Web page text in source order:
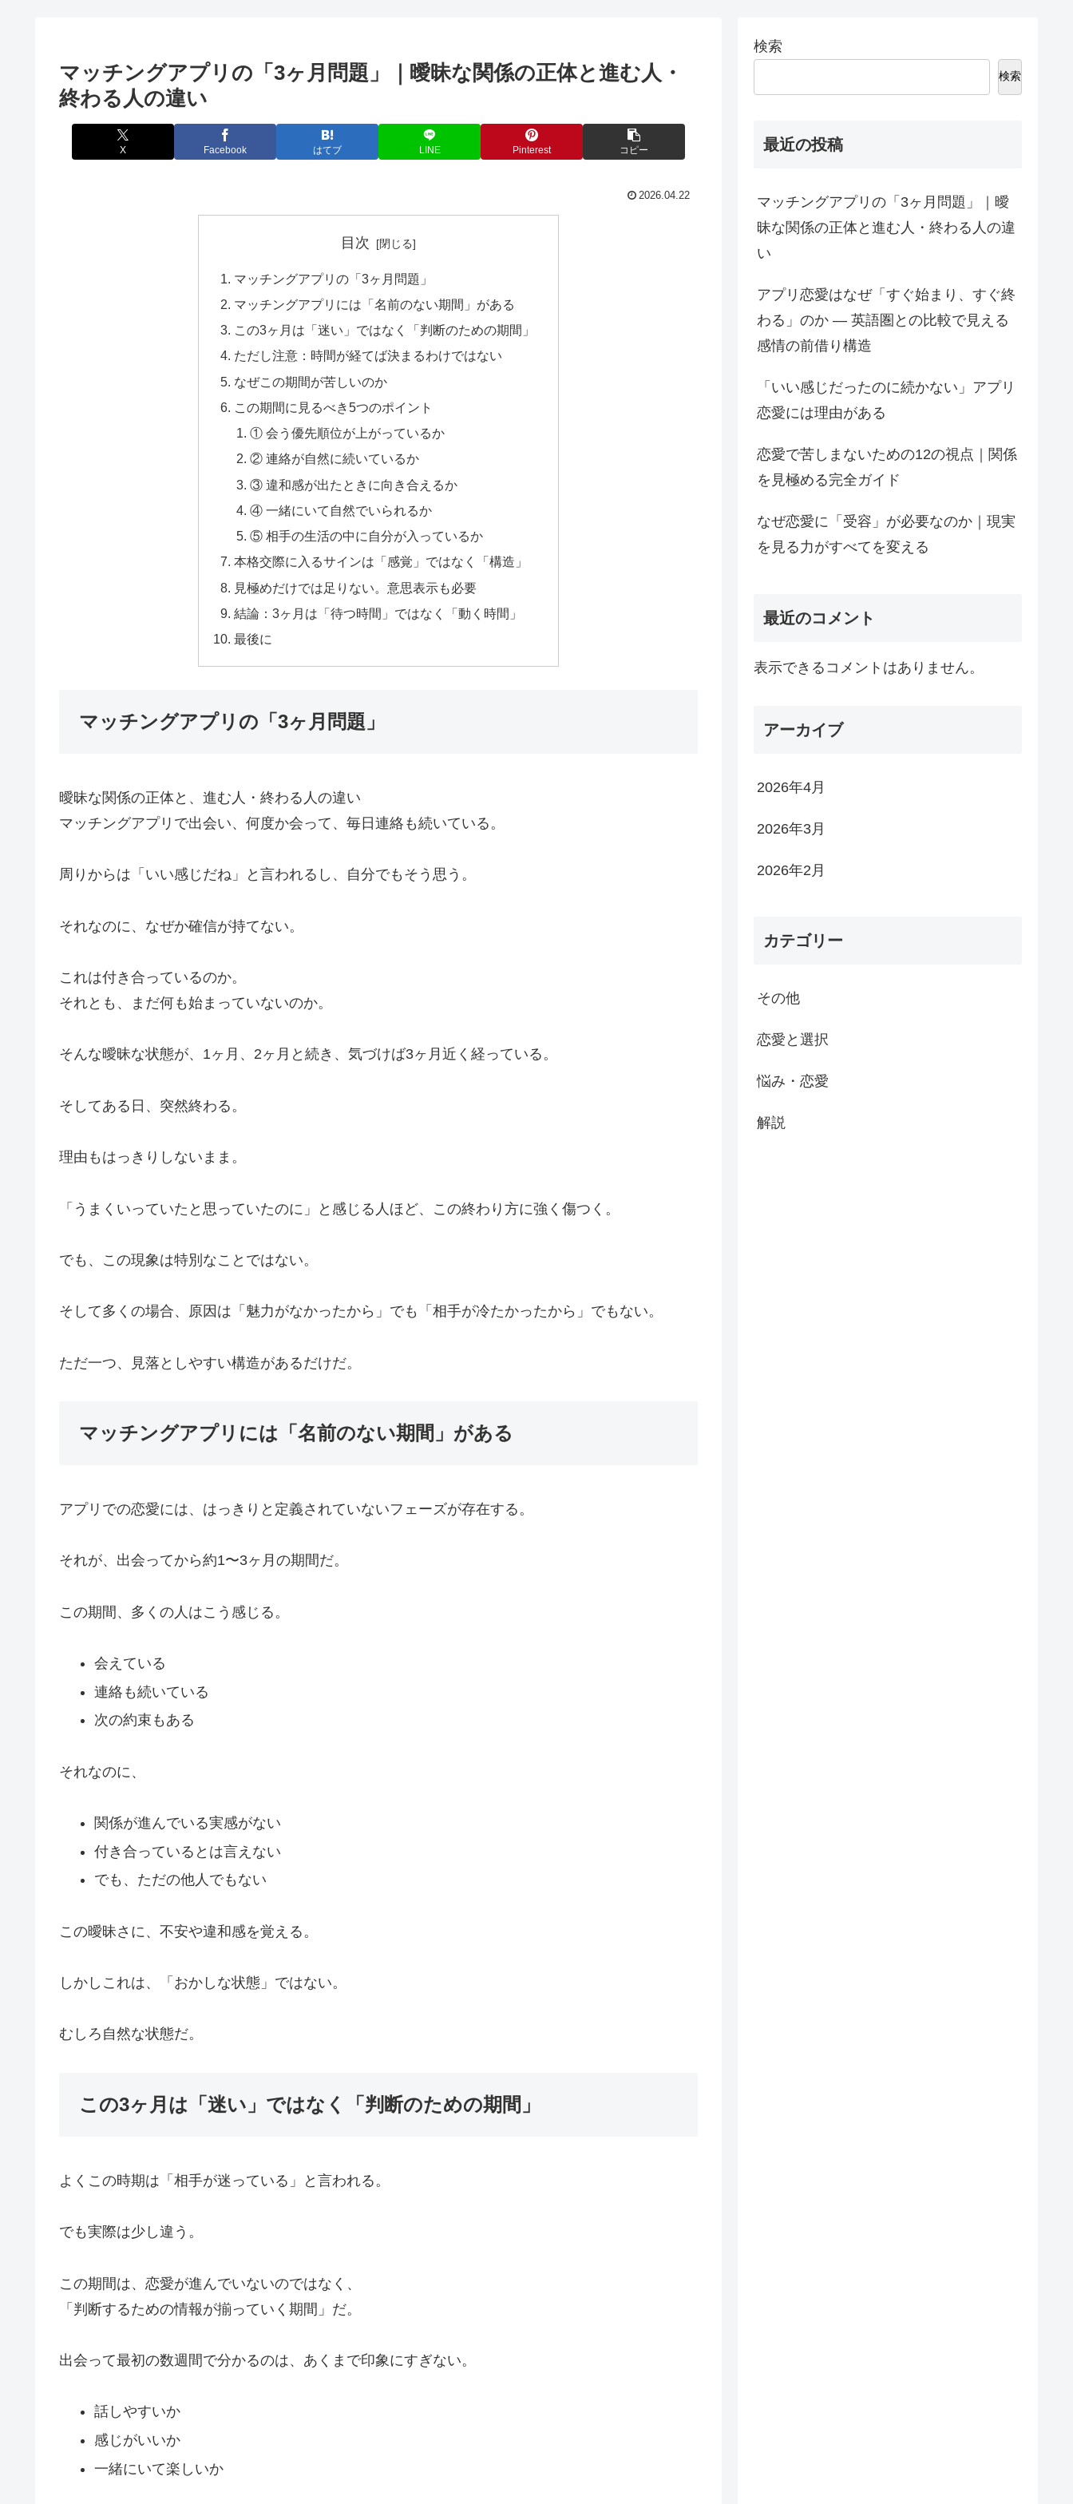
マッチングアプリの「3ヶ月問題」｜曖昧な関係の正体と進む人・
終わる人の違い
X Facebook はてブ LINE Pinterest コピー
2026.04.22
目次
マッチングアプリの「3ヶ月問題」
マッチングアプリには「名前のない期間」がある
この3ヶ月は「迷い」ではなく「判断のための期間」
ただし注意：時間が経てば決まるわけではない
なぜこの期間が苦しいのか
この期間に見るべき5つのポイント
① 会う優先順位が上がっているか
② 連絡が自然に続いているか
③ 違和感が出たときに向き合えるか
④ 一緒にいて自然でいられるか
⑤ 相手の生活の中に自分が入っているか
本格交際に入るサインは「感覚」ではなく「構造」
見極めだけでは足りない。意思表示も必要
結論：3ヶ月は「待つ時間」ではなく「動く時間」
最後に
マッチングアプリの「3ヶ月問題」
曖昧な関係の正体と、進む人・終わる人の違い
マッチングアプリで出会い、何度か会って、毎日連絡も続いている。
周りからは「いい感じだね」と言われるし、自分でもそう思う。
それなのに、なぜか確信が持てない。
これは付き合っているのか。
それとも、まだ何も始まっていないのか。
そんな曖昧な状態が、1ヶ月、2ヶ月と続き、気づけば3ヶ月近く経っている。
そしてある日、突然終わる。
理由もはっきりしないまま。
「うまくいっていたと思っていたのに」と感じる人ほど、この終わり方に強く傷つく。
でも、この現象は特別なことではない。
そして多くの場合、原因は「魅力がなかったから」でも「相手が冷たかったから」でもない。
ただ一つ、見落としやすい構造があるだけだ。
マッチングアプリには「名前のない期間」がある
アプリでの恋愛には、はっきりと定義されていないフェーズが存在する。
それが、出会ってから約1〜3ヶ月の期間だ。
この期間、多くの人はこう感じる。
会えている
連絡も続いている
次の約束もある
それなのに、
関係が進んでいる実感がない
付き合っているとは言えない
でも、ただの他人でもない
この曖昧さに、不安や違和感を覚える。
しかしこれは、「おかしな状態」ではない。
むしろ自然な状態だ。
この3ヶ月は「迷い」ではなく「判断のための期間」
よくこの時期は「相手が迷っている」と言われる。
でも実際は少し違う。
この期間は、恋愛が進んでいないのではなく、
「判断するための情報が揃っていく期間」だ。
出会って最初の数週間で分かるのは、あくまで印象にすぎない。
話しやすいか
感じがいいか
一緒にいて楽しいか
検索
検索
最近の投稿
マッチングアプリの「3ヶ月問題」｜曖
昧な関係の正体と進む人・終わる人の違
い
アプリ恋愛はなぜ「すぐ始まり、すぐ終
わる」のか — 英語圏との比較で見える
感情の前借り構造
「いい感じだったのに続かない」アプリ
恋愛には理由がある
恋愛で苦しまないための12の視点｜関係
を見極める完全ガイド
なぜ恋愛に「受容」が必要なのか｜現実
を見る力がすべてを変える
最近のコメント
表示できるコメントはありません。
アーカイブ
2026年4月
2026年3月
2026年2月
カテゴリー
その他
恋愛と選択
悩み・恋愛
解説